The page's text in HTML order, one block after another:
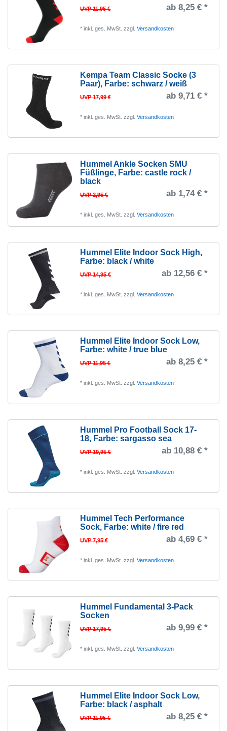
UVP 11,95 € ab 8,25 € *
*inkl. ges. MwSt. zzgl.Versandkosten
Kempa Team Classic Socke (3
Paar), Farbe: schwarz / weiß
UVP 17,99 € ab 9,71 € *
*inkl. ges. MwSt. zzgl.Versandkosten
Hummel Ankle Socken SMU
Füßlinge, Farbe: castle rock /
black
UVP 2,95 € ab 1,74 € *
*inkl. ges. MwSt. zzgl.Versandkosten
Hummel Elite Indoor Sock High,
Farbe: black / white
UVP 14,95 € ab 12,56 € *
*inkl. ges. MwSt. zzgl.Versandkosten
Hummel Elite Indoor Sock Low,
Farbe: white / true blue
UVP 11,95 € ab 8,25 € *
*inkl. ges. MwSt. zzgl.Versandkosten
Hummel Pro Football Sock 17-
18, Farbe: sargasso sea
UVP 19,95 € ab 10,88 € *
*inkl. ges. MwSt. zzgl.Versandkosten
Hummel Tech Performance
Sock, Farbe: white / fire red
UVP 7,95 € ab 4,69 € *
*inkl. ges. MwSt. zzgl.Versandkosten
Hummel Fundamental 3-Pack
Socken
UVP 17,95 € ab 9,99 € *
*inkl. ges. MwSt. zzgl.Versandkosten
Hummel Elite Indoor Sock Low,
Farbe: black / asphalt
UVP 11,95 € ab 8,25 € *